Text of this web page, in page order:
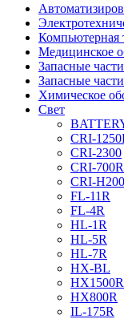
Компьютерная
Медицинское
Запасные
Запасные
Химическое
Cвет
CRI-
CRI-2300
CRI-700R
CRI-
FL-11R
FL-4R
HL-1R
HL-5R
HL-7R
HX-BL
HX1500R
HX800R
IL-175R